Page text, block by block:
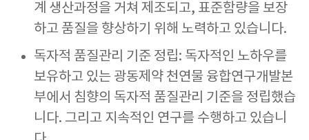
계 생산과정을 거쳐 제조되고, 표준함량을 보장
하고 품질을 향상하기 위해 노력하고 있습니다.
독자적 품질관리 기준 정립: 독자적인 노하우를
보유하고 있는 광동제약 천연물 융합연구개발본
부에서 침향의 독자적 품질관리 기준을 정립했습
니다. 그리고 지속적인 연구를 수행하고 있습니